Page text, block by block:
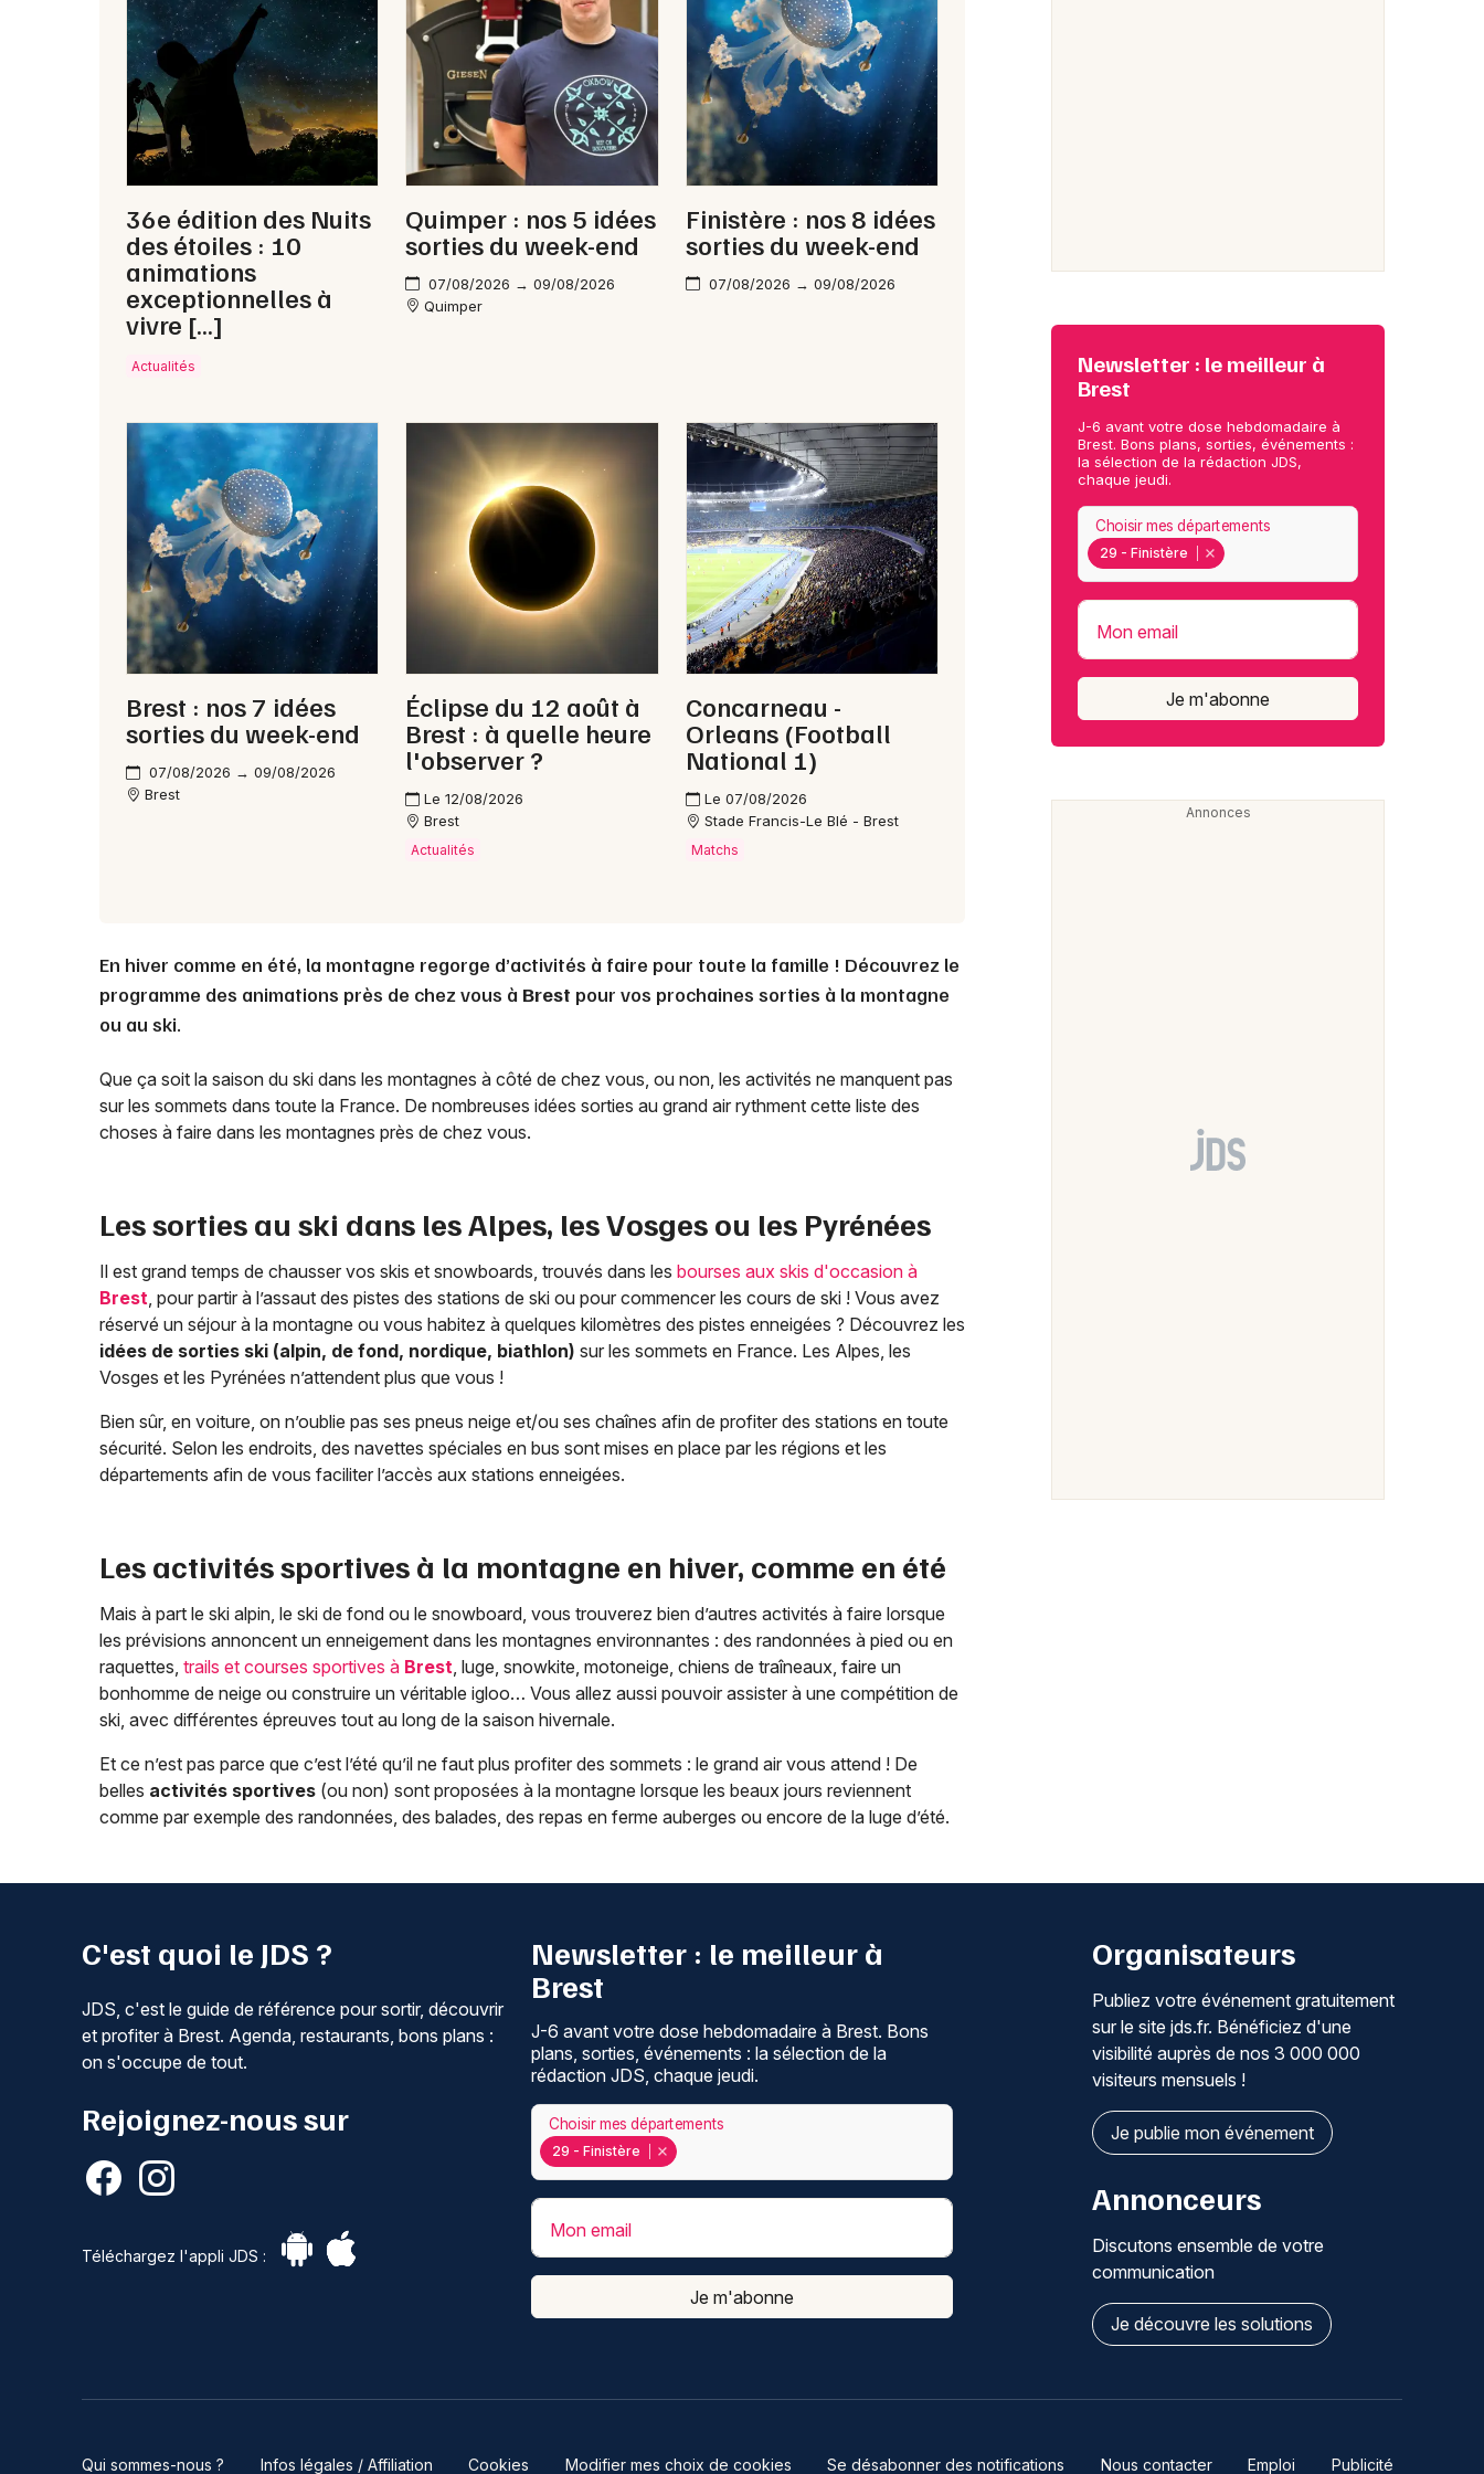
Newsletter des sorties
Artistes en tournée
Actus à Brest
Magazine à Brest
29 - Finistère
Choisir mes départements
Je m'abonne
36e édition des Nuits
des étoiles : 10
animations
exceptionnelles à
vivre […]
Actualités
Quimper : nos 5 idées
sorties du week-end
07/08/2026 → 09/08/2026
Quimper
Finistère : nos 8 idées
sorties du week-end
07/08/2026 → 09/08/2026
Brest : nos 7 idées
sorties du week-end
07/08/2026 → 09/08/2026
Brest
Éclipse du 12 août à
Brest : à quelle heure
l'observer ?
Le 12/08/2026
Brest
Actualités
Concarneau -
Orleans (Football
National 1)
Le 07/08/2026
Stade Francis-Le Blé - Brest
Matchs
En hiver comme en été, la montagne regorge d’activités à faire pour toute la famille ! Découvrez le
programme des animations près de chez vous à Brest pour vos prochaines sorties à la montagne
ou au ski.
Que ça soit la saison du ski dans les montagnes à côté de chez vous, ou non, les activités ne manquent pas
sur les sommets dans toute la France. De nombreuses idées sorties au grand air rythment cette liste des
choses à faire dans les montagnes près de chez vous.
Les sorties au ski dans les Alpes, les Vosges ou les Pyrénées
Il est grand temps de chausser vos skis et snowboards, trouvés dans les bourses aux skis d'occasion à
Brest, pour partir à l’assaut des pistes des stations de ski ou pour commencer les cours de ski ! Vous avez
réservé un séjour à la montagne ou vous habitez à quelques kilomètres des pistes enneigées ? Découvrez les
idées de sorties ski (alpin, de fond, nordique, biathlon) sur les sommets en France. Les Alpes, les
Vosges et les Pyrénées n’attendent plus que vous !
Bien sûr, en voiture, on n’oublie pas ses pneus neige et/ou ses chaînes afin de profiter des stations en toute
sécurité. Selon les endroits, des navettes spéciales en bus sont mises en place par les régions et les
départements afin de vous faciliter l’accès aux stations enneigées.
Les activités sportives à la montagne en hiver, comme en été
Mais à part le ski alpin, le ski de fond ou le snowboard, vous trouverez bien d’autres activités à faire lorsque
les prévisions annoncent un enneigement dans les montagnes environnantes : des randonnées à pied ou en
raquettes, trails et courses sportives à Brest, luge, snowkite, motoneige, chiens de traîneaux, faire un
bonhomme de neige ou construire un véritable igloo… Vous allez aussi pouvoir assister à une compétition de
ski, avec différentes épreuves tout au long de la saison hivernale.
Et ce n’est pas parce que c’est l’été qu’il ne faut plus profiter des sommets : le grand air vous attend ! De
belles activités sportives (ou non) sont proposées à la montagne lorsque les beaux jours reviennent
comme par exemple des randonnées, des balades, des repas en ferme auberges ou encore de la luge d’été.
Newsletter : le meilleur à
Brest
J-6 avant votre dose hebdomadaire à
Brest. Bons plans, sorties, événements :
la sélection de la rédaction JDS,
chaque jeudi.
29 - Finistère
Choisir mes départements
Mon email
Je m'abonne
C'est quoi le JDS ?
JDS, c'est le guide de référence pour sortir, découvrir
et profiter à Brest. Agenda, restaurants, bons plans :
on s'occupe de tout.
Rejoignez-nous sur
Téléchargez l'appli JDS :
Newsletter : le meilleur à
Brest
J-6 avant votre dose hebdomadaire à Brest. Bons
plans, sorties, événements : la sélection de la
rédaction JDS, chaque jeudi.
29 - Finistère
Choisir mes départements
Mon email
Je m'abonne
Organisateurs
Publiez votre événement gratuitement
sur le site jds.fr. Bénéficiez d'une
visibilité auprès de nos 3 000 000
visiteurs mensuels !
Je publie mon événement
Annonceurs
Discutons ensemble de votre
communication
Je découvre les solutions
Qui sommes-nous ? Infos légales / Affiliation Cookies Modifier mes choix de cookies Se désabonner des notifications Nous contacter Emploi Publicité